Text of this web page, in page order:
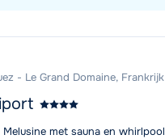
- Le Grand Domaine, Frankrijk
met sauna en whirlpool